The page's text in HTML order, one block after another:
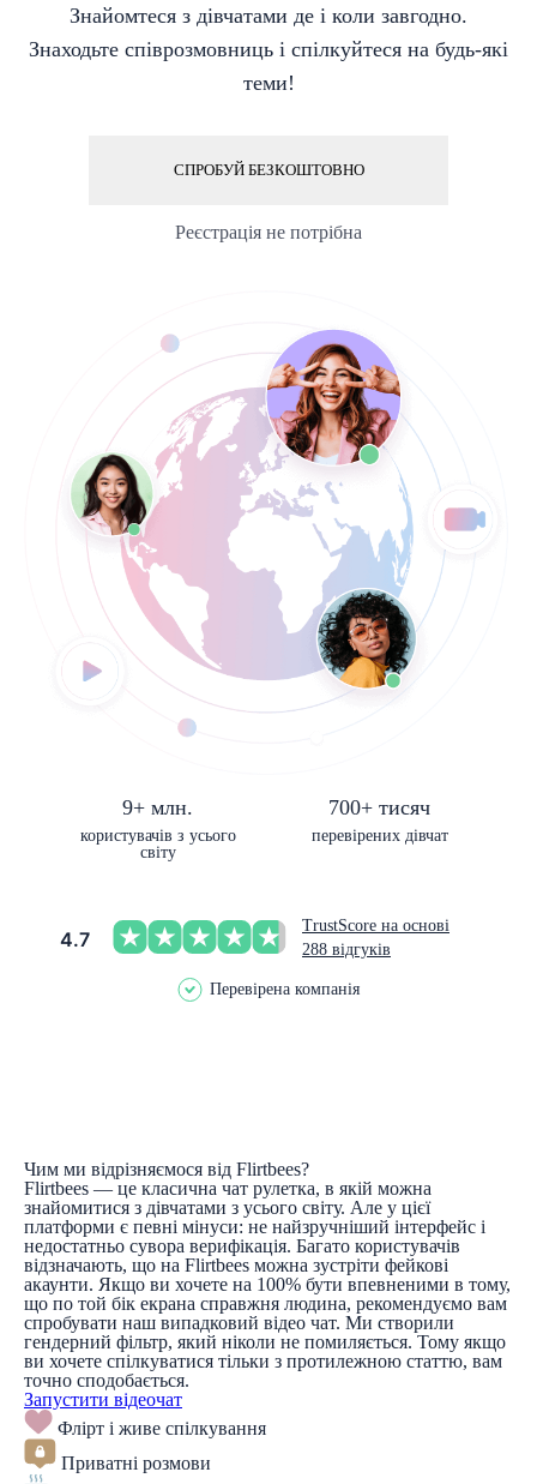
Знайомтеся з дівчатами де і коли завгодно.
Знаходьте співрозмовниць і спілкуйтеся на будь-які
теми!
СПРОБУЙ БЕЗКОШТОВНО
Реєстрація не потрібна
9+ млн.
користувачів з усього
світу
700+ тисяч
перевірених дівчат
4.7
TrustScore на основі
288 відгуків
Перевірена компанія
Чим ми відрізняємося від Flirtbees?
Flirtbees — це класична чат рулетка, в якій можна
знайомитися з дівчатами з усього світу. Але у цієї
платформи є певні мінуси: не найзручніший інтерфейс і
недостатньо сувора верифікація. Багато користувачів
відзначають, що на Flirtbees можна зустріти фейкові
акаунти. Якщо ви хочете на 100% бути впевненими в тому,
що по той бік екрана справжня людина, рекомендуємо вам
спробувати наш випадковий відео чат. Ми створили
гендерний фільтр, який ніколи не помиляється. Тому якщо
ви хочете спілкуватися тільки з протилежною статтю, вам
точно сподобається.
Запустити відеочат
Флірт і живе спілкування
Приватні розмови